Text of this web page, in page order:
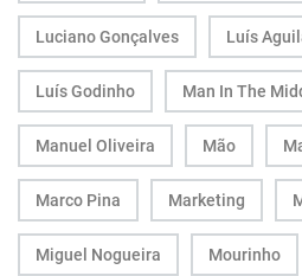
Luciano Gonçalves Luís
Luís Godinho Man In The
Manuel Oliveira Mão
Marco Pina Marketing
Miguel Nogueira Mourinho